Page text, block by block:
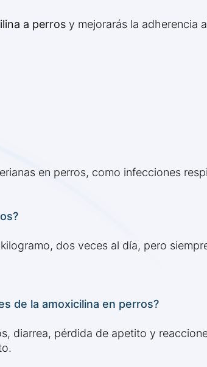
a perros y mejorarás la adherencia
en perros, como infecciones
dos veces al día, pero
de la amoxicilina en perros?
diarrea, pérdida de apetito y